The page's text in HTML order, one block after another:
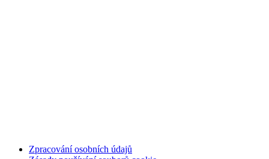
Zpracování osobních údajů